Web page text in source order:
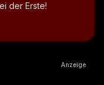
der Erste!
Anzeige